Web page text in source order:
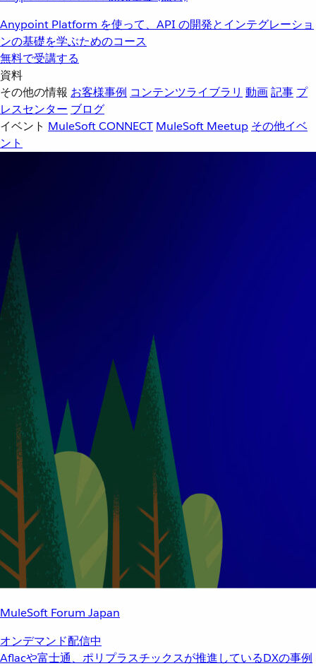
Anypoint Platform を使って、API の開発とインテグレーショ
ンの基礎を学ぶためのコース
無料で受講する
資料
その他の情報 お客様事例 コンテンツライブラリ 動画記事 プ
レスセンター ブログ
イベント MuleSoft CONNECT MuleSoft Meetup その他イベ
ント
MuleSoft Forum Japan
オンデマンド配信中
Aflacや富士通、ポリプラスチックスが推進しているDXの事例